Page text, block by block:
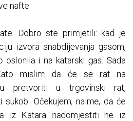
nafte.
Dobro ste primjetili: kad je
izvora snabdijevanja gasom,
oslonila i na katarski gas. Sada
mislim da će se rat na
pretvoriti u trgovinski rat,
sukob. Očekujem, naime, da će
iz Katara nadomjestiti ne iz